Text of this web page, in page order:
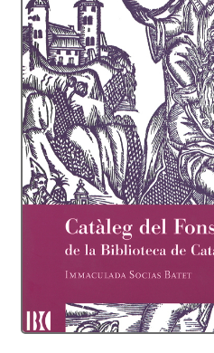
Finalitzar compra
Novetats
Payment
Protecció de dades
Termes i condicions